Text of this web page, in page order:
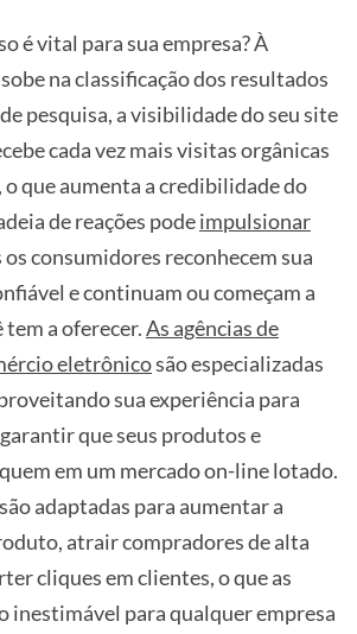
é vital para sua empresa? À
na classificação dos resultados
pesquisa, a visibilidade do seu site
cada vez mais visitas orgânicas
que aumenta a credibilidade do
de reações podeimpulsionar
os consumidores reconhecem sua
e continuam ou começam a
tem a oferecer.As agências de
eletrônicosão especializadas
sua experiência para
que seus produtos e
em um mercado on-line lotado.
adaptadas para aumentar a
atrair compradores de alta
cliques em clientes, o que as
inestimável para qualquer empresa